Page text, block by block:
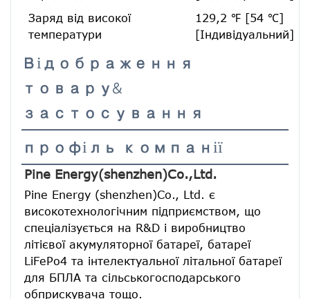
Заряд від високої
температури
129,2 ℉ [54 ℃]
[Індивідуальний]
Відображення
товару&
застосування
профіль компанії
Pine Energy(shenzhen)Co.,Ltd.
Pine Energy (shenzhen)Co., Ltd. є
високотехнологічним підприємством, що
спеціалізується на R&D і виробництво
літієвої акумуляторної батареї, батареї
LiFePo4 та інтелектуальної літальної батареї
для БПЛА та сільськогосподарського
обприскувача тощо.